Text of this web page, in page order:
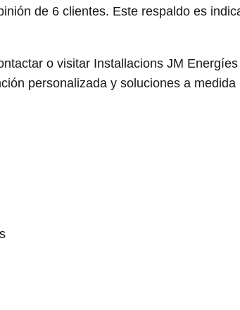
de 6 clientes. Este respaldo es
o visitar Installacions JM Energíes
personalizada y soluciones a medida